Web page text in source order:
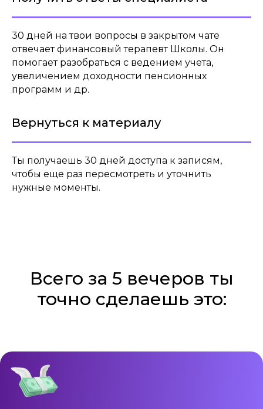
30 дней на твои вопросы в закрытом чате
отвечает финансовый терапевт Школы. Он
помогает разобраться с ведением учета,
увеличением доходности пенсионных
программ и др.
Вернуться к материалу
Ты получаешь 30 дней доступа к записям,
чтобы еще раз пересмотреть и уточнить
нужные моменты.
Всего за 5 вечеров ты
точно сделаешь это:
и экономить при помощи кредиток
Сможешь оптимизировать свои
страховые пакеты, чтобы чувствовать
Получишь полную информацию, как
выбрать подходящий инструмент